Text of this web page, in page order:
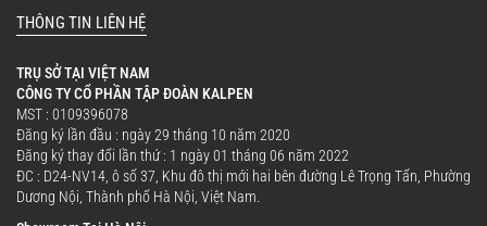
THÔNG TIN LIÊN HỆ
TRỤ SỞ TẠI VIỆT NAM
CÔNG TY CỔ PHẦN TẬP ĐOÀN KALPEN
MST : 0109396078
Đăng ký lần đầu : ngày 29 tháng 10 năm 2020
Đăng ký thay đổi lần thứ : 1 ngày 01 tháng 06 năm 2022
ĐC : D24-NV14, ô số 37, Khu đô thị mới hai bên đường Lê Trọng Tấn, Phường
Dương Nội, Thành phố Hà Nội, Việt Nam.